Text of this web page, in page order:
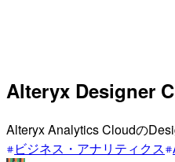
Alteryx Designer
Alteryx Analytics Cloudの
ビジネス・アナリティクス